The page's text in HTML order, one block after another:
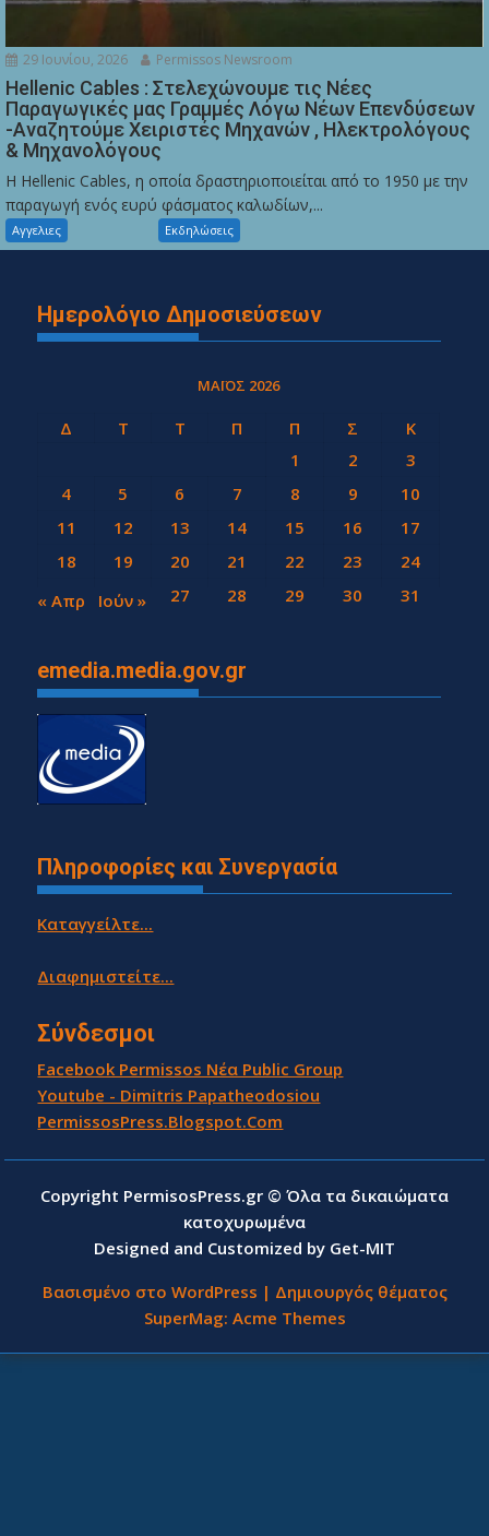
29 Ιουνίου, 2026 Permissos Newsroom
Hellenic Cables : Στελεχώνουμε τις Νέες
Παραγωγικές μας Γραμμές Λόγω Νέων Επενδύσεων
-Αναζητούμε Χειριστές Μηχανών , Ηλεκτρολόγους
& Μηχανολόγους
Η Hellenic Cables, η οποία δραστηριοποιείται από το 1950 με την
παραγωγή ενός ευρύ φάσματος καλωδίων,...
Αγγελιες Εκδηλώσεις
Ημερολόγιο Δημοσιεύσεων
ΜΆΙΟΣ 2026
Δ Τ Τ Π Π Σ
Κ
1
2
3
4
5 6 7 8 9
10
11
12 13 14 15 16
17
18
19 20 21 22 23
24
25
26 27 28 29 30 31
« Απρ Ιούν »
emedia.media.gov.gr
Πληροφορίες και Συνεργασία
Καταγγείλτε...
Διαφημιστείτε...
Σύνδεσμοι
Facebook Permissos Νέα Public Group
Youtube - Dimitris Papatheodosiou
PermissosPress.Blogspot.Com
Copyright PermisosPress.gr © Όλα τα δικαιώματα
κατοχυρωμένα
Designed and Customized by Get-MIT
Βασισμένο στο WordPress | Δημιουργός θέματος
SuperMag: Acme Themes